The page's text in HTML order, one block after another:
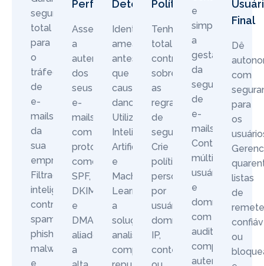
segurança
total
para
o
tráfego
de
e-
mails
da
sua
empresa.
Filtragem
inteligente
contra
spam,
phishing,
malware
e
Performance
Assegure
a
autenticidade
dos
seus
e-
mails
com
protocolos
como
SPF,
DKIM
e
DMARC,
aliados
a
Detecção
Identifique
ameaças
antes
que
causem
danos.
Utilizando
Inteligência
Artificial
e
Machine
Learning,
a
solução
analisa
comportamento,
Política
Tenha
total
controle
sobre
as
regras
de
segurança.
Crie
políticas
personalizadas
por
usuário,
domínio,
IP,
conteúdo
e
simplifique
a
gestão
da
segurança
de
e-
mails.
Controle
múltiplos
usuários
e
domínios,
com
auditoria
completa,
autenticação
Final
Dê
com
para
os
listas
de
ou